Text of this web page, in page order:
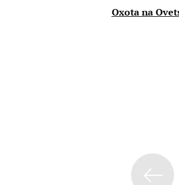
Oxota na